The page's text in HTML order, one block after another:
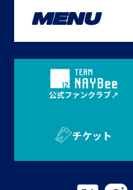
MENU
公式ファンクラブ
チケット